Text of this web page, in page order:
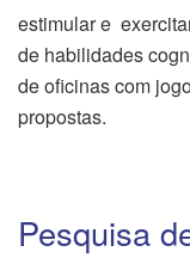
estimular e
de habilidades
de oficinas com
propostas.
Pesquisa